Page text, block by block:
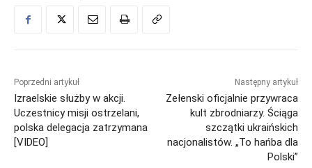
Poprzedni artykuł
Izraelskie służby w akcji.
Uczestnicy misji ostrzelani,
polska delegacja zatrzymana
[VIDEO]
Następny artykuł
Zełenski oficjalnie przywraca
kult zbrodniarzy. Ściąga
szczątki ukraińskich
nacjonalistów. „To hańba dla
Polski”